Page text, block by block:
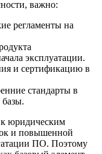
важно:
регламенты на
эксплуатации.
и сертификацию в
стандарты в
к юридическим
и повышенной
ПО. Поэтому